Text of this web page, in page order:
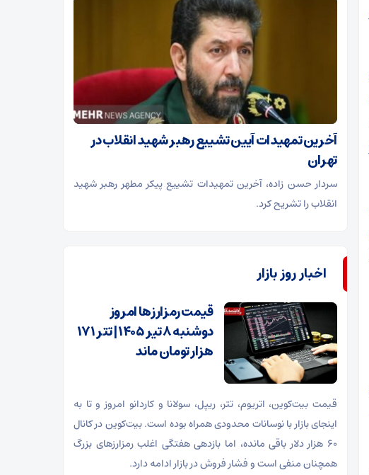
آخرین تمهیدات آیین تشییع رهبر شهید انقلاب در
تهران
سردار حسن زاده، آخرین تمهیدات تشییع پیکر مطهر رهبر شهید
انقلاب را تشریح کرد.
اخبار روز بازار
قیمت رمزارزها امروز
دوشنبه ۸ تیر ۱۴۰۵ | تتر ۱۷۱
هزار تومان ماند
قیمت بیت‌کوین، اتریوم، تتر، ریپل، سولانا و کاردانو امروز و تا به
اینجای بازار با نوسانات محدودی همراه بوده است. بیت‌کوین در کانال
۶۰ هزار دلار باقی مانده، اما بازدهی هفتگی اغلب رمزارزهای بزرگ
همچنان منفی است و فشار فروش در بازار ادامه دارد.